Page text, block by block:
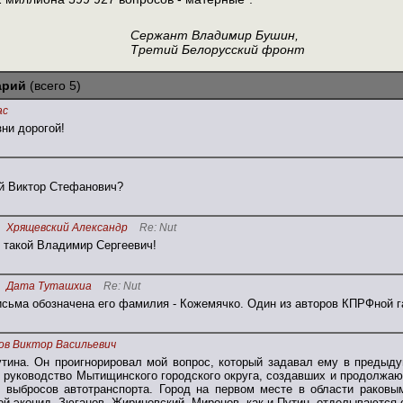
Сержант Владимир Бушин,
фронт
(всего 5)
дорогой!
Виктор Стефанович?
Хрящевский Александр Re: Nut
Владимир Сергеевич!
Дата Туташхиа Re: Nut
обозначена его фамилия - Кожемячко. Один из авторов КПРФной
Виктор Васильевич
Он проигнорировал мой вопрос, который задавал ему в
руководство Мытищинского городского округа, создавших и
автотранспорта. Город на первом месте в области